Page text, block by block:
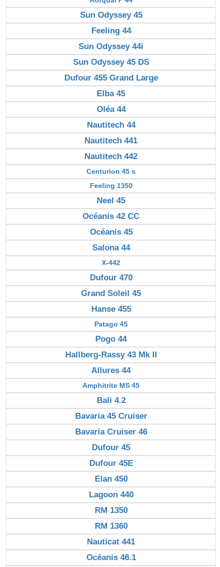
Sun Odyssey 45
Feeling 44
Sun Odyssey 44i
Sun Odyssey 45 DS
Dufour 455 Grand Large
Elba 45
Oléa 44
Nautitech 44
Nautitech 441
Nautitech 442
Centurion 45 s
Feeling 1350
Neel 45
Océanis 42 CC
Océanis 45
Salona 44
X-442
Dufour 470
Grand Soleil 45
Hanse 455
Patago 45
Pogo 44
Hallberg-Rassy 43 Mk II
Allures 44
Amphitrite MS 45
Bali 4.2
Bavaria 45 Cruiser
Bavaria Cruiser 46
Dufour 45
Dufour 45E
Elan 450
Lagoon 440
RM 1350
RM 1360
Nauticat 441
Océanis 46.1